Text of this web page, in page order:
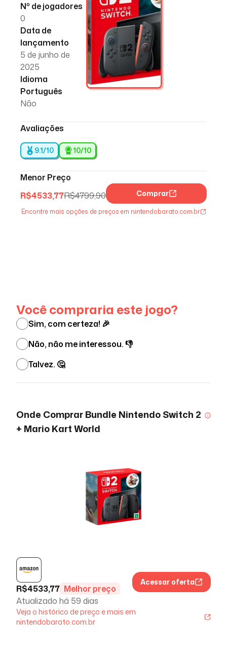
Nº de jogadores
0
Data de
lançamento
5 de junho de
2025
Idioma
Português
Não
Avaliações
9.1/10 10/10
Menor Preço
R$4533,77R$4799,90 Comprar
Encontre mais opções de preços em nintendobarato.com.br
Você compraria este jogo?
Sim, com certeza! 🎉
Não, não me interessou. 👎
Talvez. 🤔
Onde ComprarBundle Nintendo Switch 2
+ Mario Kart World
R$4533,77 Melhor preço
Atualizado há 59 dias
Acessar oferta
Veja o histórico de preço e mais em
nintendobarato.com.br